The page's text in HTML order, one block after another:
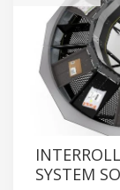
SYSTEM